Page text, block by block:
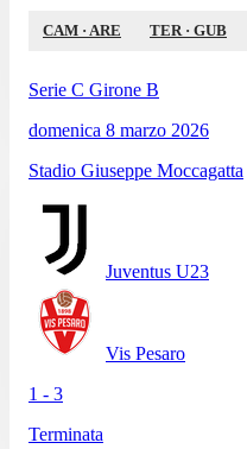
CAM · ARE TER· GUB
Serie C Girone B
domenica 8 marzo 2026
Stadio Giuseppe Moccagatta
Juventus U23
Vis Pesaro
1 - 3
Terminata